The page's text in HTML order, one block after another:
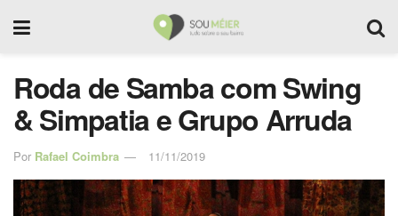
Roda de Samba com Swing
& Simpatia e Grupo Arruda
Por Rafael Coimbra 11/11/2019